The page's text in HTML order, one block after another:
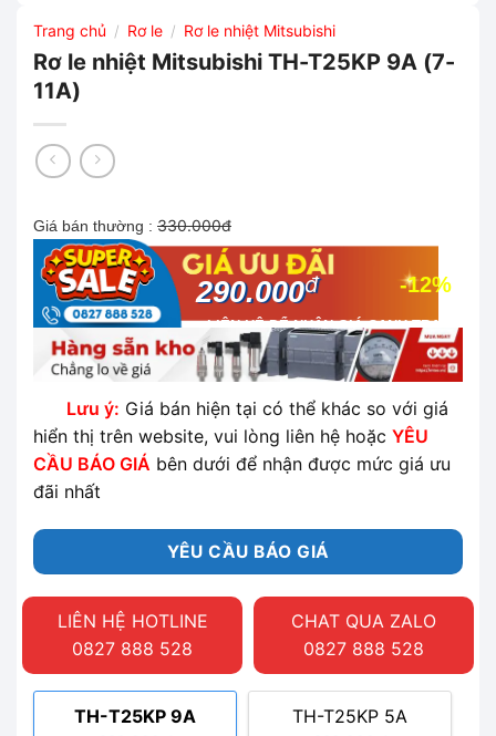
Trang chủ / Rơ le / Rơ le nhiệt Mitsubishi
Rơ le nhiệt Mitsubishi TH-T25KP 9A (7-
11A)
Giá bán thường : 330.000đ
-12%
290.000đ
LIÊN HỆ ĐỂ NHẬN GIÁ CẠNH TRANH
NHẤT THỊ TRƯỜNG
Lưu ý: Giá bán hiện tại có thể khác so với giá
hiển thị trên website, vui lòng liên hệ hoặc YÊU
CẦU BÁO GIÁ bên dưới để nhận được mức giá ưu
đãi nhất
YÊU CẦU BÁO GIÁ
LIÊN HỆ HOTLINE
0827 888 528
CHAT QUA ZALO
0827 888 528
TH-T25KP 9A TH-T25KP 5A